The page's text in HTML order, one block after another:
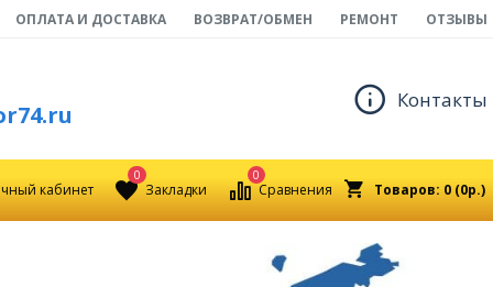
ОПЛАТА И ДОСТАВКА ВОЗВРАТ/ОБМЕН РЕМОНТ ОТЗЫВЫ
Контакты
кабинет Закладки
0
Сравнения
0
Товаров: 0 (0р.)